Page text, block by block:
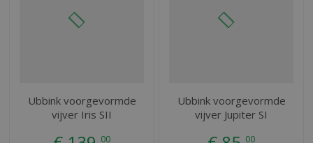
Ubbink voorgevormde
vijver Iris SII
00
Ubbink voorgevormde
vijver Jupiter SI
00